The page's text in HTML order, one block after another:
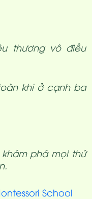
thương vô điều
khi ở cạnh ba
phá mọi thứ
School